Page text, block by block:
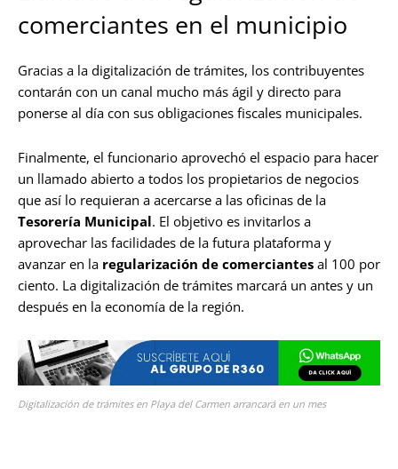
comerciantes en el municipio
Gracias a la digitalización de trámites, los contribuyentes
contarán con un canal mucho más ágil y directo para
ponerse al día con sus obligaciones fiscales municipales.
Finalmente, el funcionario aprovechó el espacio para hacer
un llamado abierto a todos los propietarios de negocios
que así lo requieran a acercarse a las oficinas de la
Tesorería Municipal. El objetivo es invitarlos a
aprovechar las facilidades de la futura plataforma y
avanzar en la regularización de comerciantes al 100 por
ciento. La digitalización de trámites marcará un antes y un
después en la economía de la región.
Digitalización de trámites en Playa del Carmen arrancará en un mes